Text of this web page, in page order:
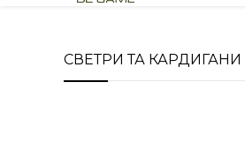
СВЕТРИ ТА КАРДИГАНИ